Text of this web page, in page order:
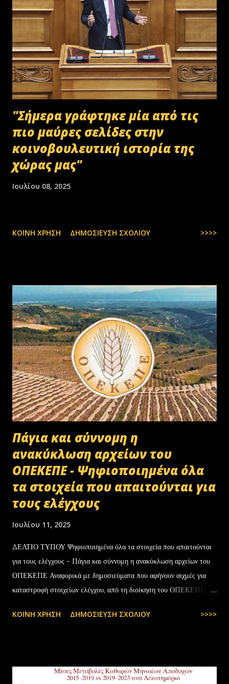
"Σήμερα γράφτηκε μία από τις
πιο μαύρες σελίδες στην
κοινοβουλευτική ιστορία της
χώρας μας"
Ιουλίου 08, 2025
ΚΟΙΝΉ ΧΡΉΣΗ ΔΗΜΟΣΊΕΥΣΗ ΣΧΟΛΊΟΥ >>>>
Πάγια και σύννομη η
ανακύκλωση αρχείων του
ΟΠΕΚΕΠΕ - Ψηφιοποιημένα όλα
τα στοιχεία που απαιτούνται για
τους ελέγχους
Ιουλίου 11, 2025
ΔΕΛΤΙΟ ΤΥΠΟΥ Ψηφιοποιημένα όλα τα στοιχεία που απαιτούνται
για τους ελέγχους - Πάγια και σύννομη η ανακύκλωση αρχείων του
ΟΠΕΚΕΠΕ Αναφορικά με δημοσιεύματα που αφήνουν αιχμές για
καταστροφή στοιχείων ελέγχου, από τη διοίκηση του ΟΠΕΚΕΠΕ
εστάλη προς ανακύκλωση στις 10-07-2025 στην Θεσσαλονίκη,
αποστολή των Πινάκων αρχείων Καταστρεπτέων Υλικών της ΠΔ
ΚΟΙΝΉ ΧΡΉΣΗ ΔΗΜΟΣΊΕΥΣΗ ΣΧΟΛΊΟΥ >>>>